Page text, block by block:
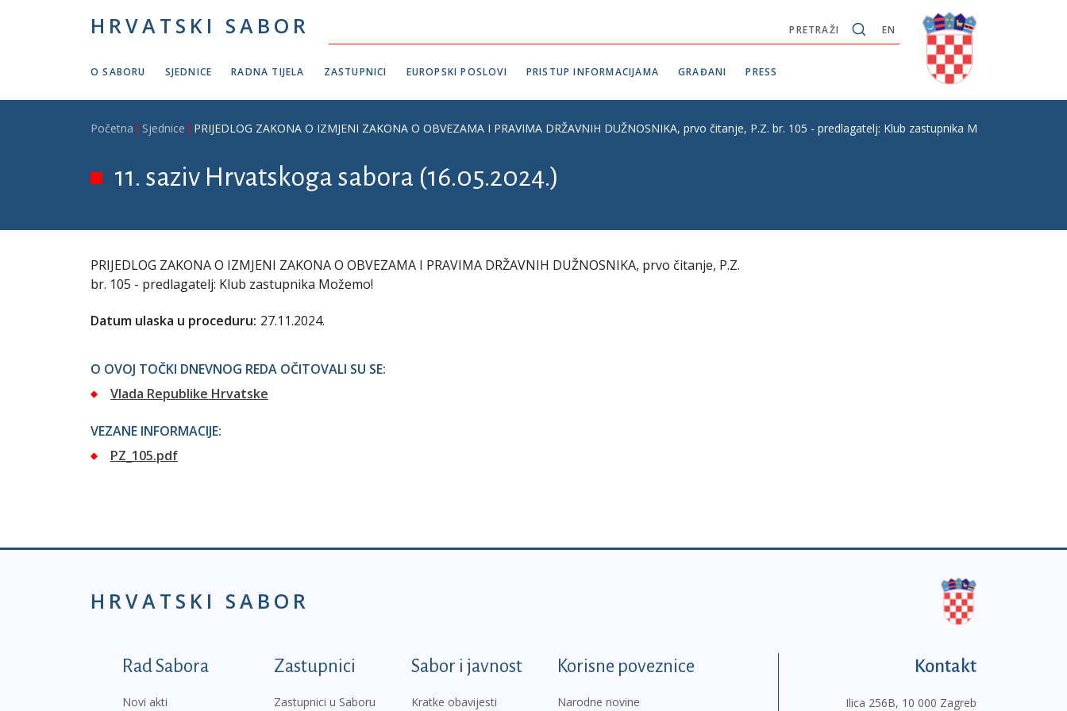
HRVATSKI SABOR EN
PRETRAŽI
O SABORU SJEDNICE RADNA TIJELA ZASTUPNICI EUROPSKI POSLOVI PRISTUP INFORMACIJAMA GRAĐANI PRESS
Breadcrumb
Početna Sjednice PRIJEDLOG ZAKONA O IZMJENI ZAKONA O OBVEZAMA I PRAVIMA DRŽAVNIH DUŽNOSNIKA, prvo čitanje, P.Z. br. 105 - predlagatelj: Klub zastupnika Možemo!
11. saziv Hrvatskoga sabora (16.05.2024.)
PRIJEDLOG ZAKONA O IZMJENI ZAKONA O OBVEZAMA I PRAVIMA DRŽAVNIH DUŽNOSNIKA, prvo čitanje, P.Z.
br. 105 - predlagatelj: Klub zastupnika Možemo!
Datum ulaska u proceduru: 27.11.2024.
O OVOJ TOČKI DNEVNOG REDA OČITOVALI SU SE:
Vlada Republike Hrvatske
VEZANE INFORMACIJE:
PZ_105.pdf
HRVATSKI SABOR
Podnožje prvi izbornik
Rad Sabora
Novi akti
Zastupnici
Zastupnici u Saboru
Sabor i javnost
Kratke obavijesti
Korisne poveznice
Narodne novine
Kontakt
Ilica 256B, 10 000 Zagreb